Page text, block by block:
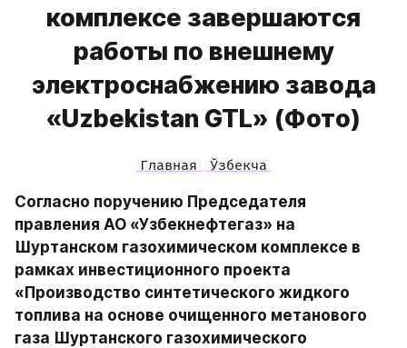
комплексе завершаются
работы по внешнему
электроснабжению завода
«Uzbekistan GTL» (Фото)
Главная Ўзбекча
Согласно поручению Председателя
правления АО «Узбекнефтегаз» на
Шуртанском газохимическом комплексе в
рамках инвестиционного проекта
«Производство синтетического жидкого
топлива на основе очищенного метанового
газа Шуртанского газохимического